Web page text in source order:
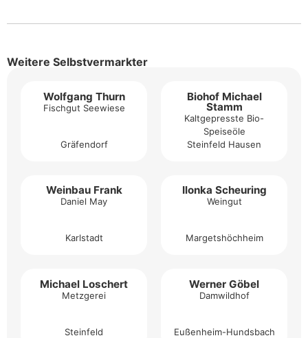
Weitere Selbstvermarkter
Wolfgang Thurn
Fischgut Seewiese
Gräfendorf
Biohof Michael
Stamm
Kaltgepresste Bio-
Speiseöle
Steinfeld Hausen
Weinbau Frank
Daniel May
Karlstadt
Ilonka Scheuring
Weingut
Margetshöchheim
Michael Loschert
Metzgerei
Steinfeld
Werner Göbel
Damwildhof
Eußenheim-Hundsbach